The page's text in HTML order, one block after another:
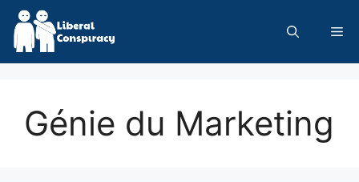
Skip
content
Génie du Marketing